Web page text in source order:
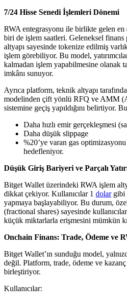
7/24 Hisse Senedi İşlemleri Dönemi
RWA entegrasyonu ile birlikte gelen
biri de işlem saatleri. Geleneksel finans
altyapı sayesinde tokenize edilmiş
işlem görebiliyor. Bu model,
kalmadan işlem yapabilmesine olanak
imkânı sunuyor.
Ayrıca platform, teknik altyapı
modelinden çift yönlü RFQ ve AMM
sistemine geçiş yapıldığını belirtiyor.
Daha hızlı emir gerçekleşmesi
Daha düşük slippage
%20’ye varan gas
hedefleniyor.
Düşük Giriş Bariyeri ve Parçalı
Bitget Wallet üzerindeki RWA işlem
dikkat çekiyor. Kullanıcılar 1 dolargibi
yapmaya başlayabiliyor. Bu durum,
(fractional shares) sayesinde
küçük miktarlarla erişmesini mümkün
Onchain Finans: Trade, Ödeme ve
Bitget Wallet’ın sunduğu model,
değil. Platform, trade, ödeme ve
birleştiriyor.
Kullanıcılar: